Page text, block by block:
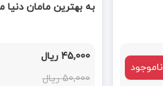
ناموجود
به بهترین مامان دنیا
45,000 ریال
50,000 ریال